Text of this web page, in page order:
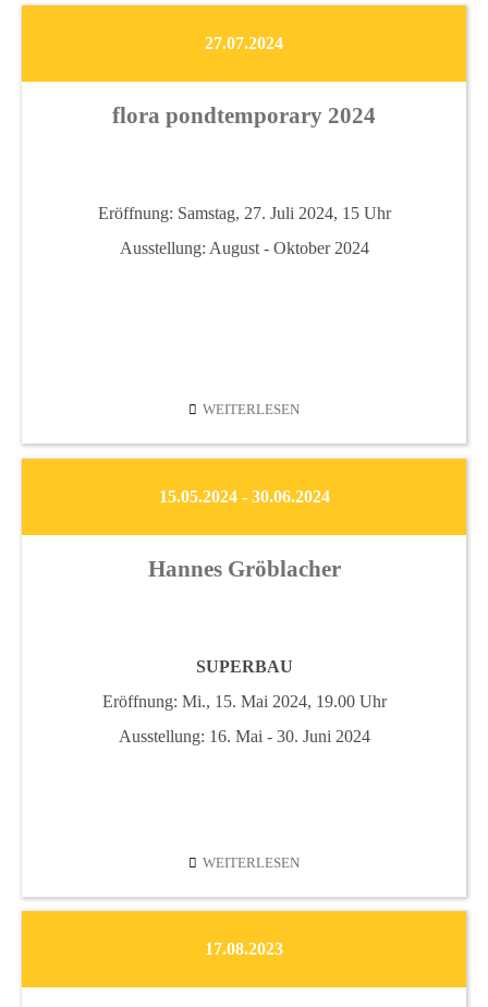
27.07.2024
flora pondtemporary 2024
Eröffnung: Samstag, 27. Juli 2024, 15 Uhr
Ausstellung: August - Oktober 2024
WEITERLESENFLORA
2024
15.05.2024 - 30.06.2024
Hannes Gröblacher
SUPERBAU
Eröffnung: Mi., 15. Mai 2024, 19.00 Uhr
Ausstellung: 16. Mai - 30. Juni 2024
WEITERLESENHANNES
17.08.2023